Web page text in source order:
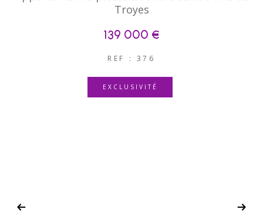
Troyes
139 000 €
REF : 376
EXCLUSIVITÉ